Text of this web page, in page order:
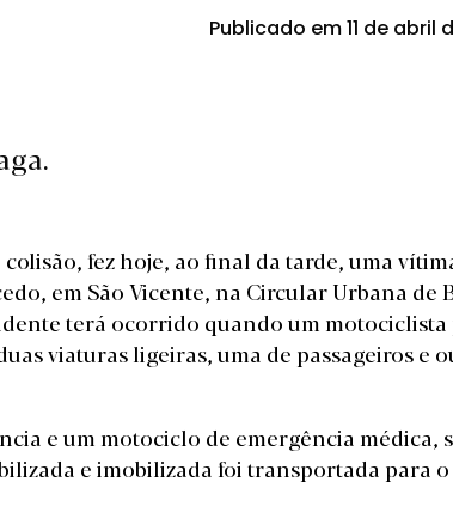
Publicado em 11 de abril
fez hoje, ao final da tarde, uma
em São Vicente, na Circular Urbana de
terá ocorrido quando um motociclista
viaturas ligeiras, uma de passageiros e
e um motociclo de emergência médica,
e imobilizada foi transportada para